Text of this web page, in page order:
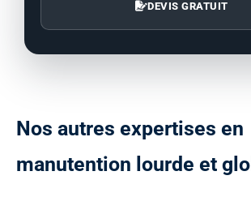
DEVIS GRATUIT
Nos autres expertises en
manutention ourde et g o